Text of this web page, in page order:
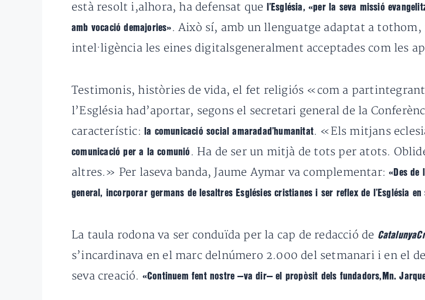
està resolt i,alhora, ha defensat que l’Església, «per la seva missió
amb vocació demajories» . Això sí, amb un llenguatge adaptat a
intel·ligència les eines digitalsgeneralment acceptades com les
Testimonis, històries de vida, el fet religiós «com a
l’Església had’aportar, segons el secretari general de la
característic:
la comunicació social amaradad’humanitat. «Els mitjans
comunicació per a la comunió . Ha de ser un mitjà de tots per atots.
altres.» Per laseva banda, Jaume Aymar va complementar:«Des de
general, incorporar germans de lesaltres Esglésies cristianes i ser reflex de l’Església
La taula rodona va ser conduïda per la cap de redacció de
s’incardinava en el marc delnúmero 2.000 del setmanari i en el
seva creació. «Continuem fent nostre —va dir— el propòsit dels fundadors,Mn.